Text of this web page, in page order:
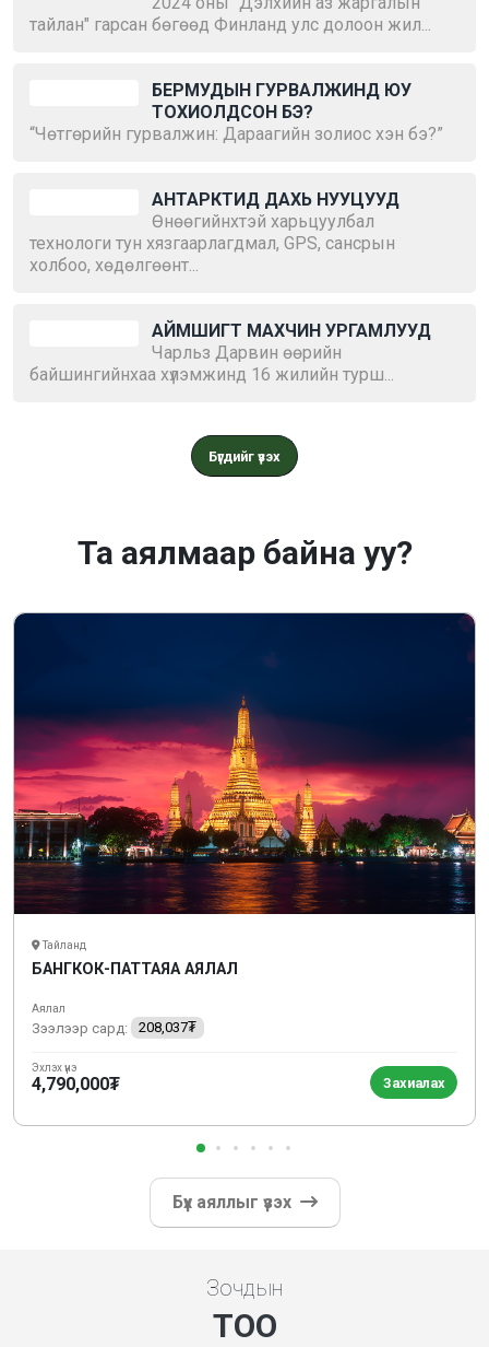
тайлан" гарсан бөгөөд Финланд улс долоон жил...
БЕРМУДЫН ГУРВАЛЖИНД ЮУ
ТОХИОЛДСОН БЭ?
“Чөтгөрийн гурвалжин: Дараагийн золиос хэн бэ?”
АНТАРКТИД ДАХЬ НУУЦУУД
Өнөөгийнхтэй харьцуулбал
технологи тун хязгаарлагдмал, GPS, сансрын
холбоо, хөдөлгөөнт...
АЙМШИГТ МАХЧИН УРГАМЛУУД
Чарльз Дарвин өөрийн
байшингийнхаа хүлэмжинд 16 жилийн турш...
Бүгдийг үзэх
Та аялмаар байна уу?
Тайланд
БАНГКОК-ПАТТАЯА АЯЛАЛ
Аялал
Зээлээр сард: 208,037₮
Эхлэх үнэ
4,790,000₮ Захиалах
Бүх аяллыг үзэх
Зочдын
ТОО